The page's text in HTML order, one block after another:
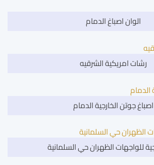
الوان اصباغ الدمام
رشات امريكية الشرقيه
اصباغ جوتن الخارجية الدمام
للواجهات الظهران حي السلمانية